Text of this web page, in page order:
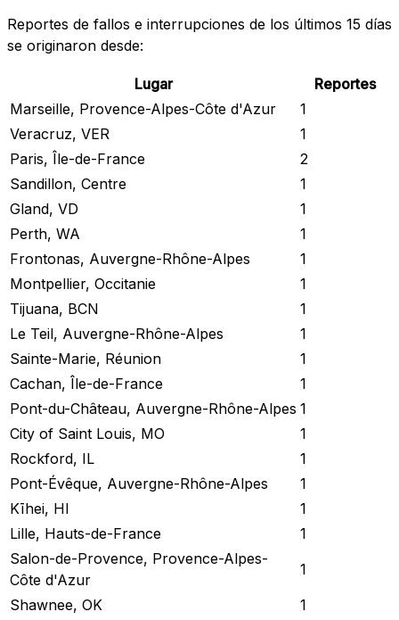
Reportes de fallos e interrupciones de los últimos 15 días
se originaron desde:
Lugar
Reportes
Marseille, Provence-Alpes-Côte d'Azur
1
Veracruz, VER
1
Paris, Île-de-France
2
Sandillon, Centre
1
Gland, VD
1
Perth, WA
1
Frontonas, Auvergne-Rhône-Alpes
1
Montpellier, Occitanie
1
Tijuana, BCN
1
Le Teil, Auvergne-Rhône-Alpes
1
Sainte-Marie, Réunion
1
Cachan, Île-de-France
1
Pont-du-Château, Auvergne-Rhône-Alpes 1
City of Saint Louis, MO
1
Rockford, IL
1
Pont-Évêque, Auvergne-Rhône-Alpes
1
Kīhei, HI
1
Lille, Hauts-de-France
1
Salon-de-Provence, Provence-Alpes-
Côte d'Azur
1
Shawnee, OK
1